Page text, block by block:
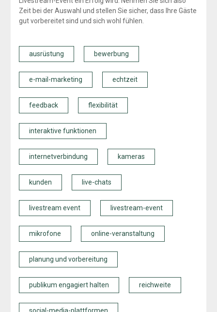
Zeit bei der Auswahl und stellen Sie sicher, dass Ihre Gäste
gut vorbereitet sind und sich wohl fühlen.
ausrüstung bewerbung
e-mail-marketing echtzeit
feedback flexibilität
interaktive funktionen
internetverbindung kameras
kunden live-chats
livestream event livestream-event
mikrofone online-veranstaltung
planung und vorbereitung
publikum engagiert halten reichweite